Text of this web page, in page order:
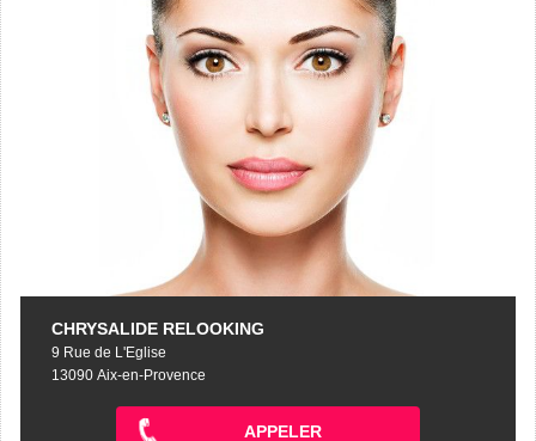
CHRYSALIDE RELOOKING
9 Rue de L'Eglise
13090 Aix-en-Provence
APPELER